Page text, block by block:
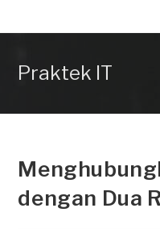
Praktek IT
dengan Dua